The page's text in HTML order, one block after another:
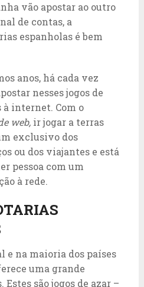
vão apostar ao outro
de contas, a
espanholas é bem
anos, há cada vez
nesses jogos de
à internet. Com o
web,ir jogar a terras
exclusivo dos
ou dos viajantes e está
pessoa com um
à rede.
e na maioria dos países
uma grande
são jogos de azar –